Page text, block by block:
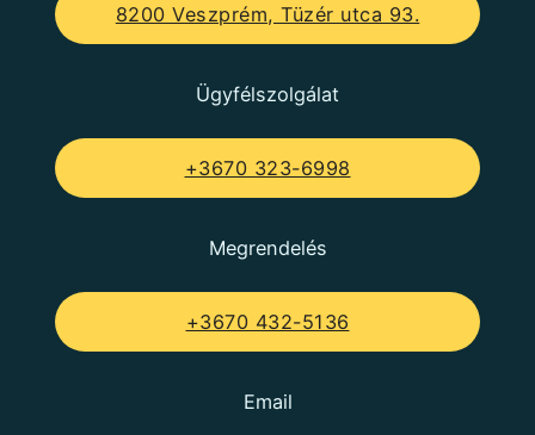
8200 Veszprém, Tüzér utca 93.
Ügyfélszolgálat
+3670 323-6998
Megrendelés
+3670 432-5136
Email